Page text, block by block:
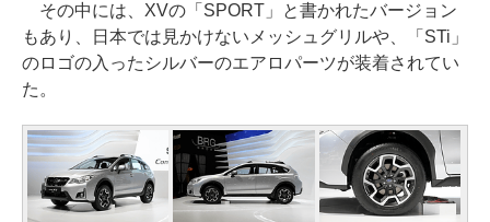
その中には、XVの「SPORT」と書かれたバージョン
もあり、日本では見かけないメッシュグリルや、「STi」
のロゴの入ったシルバーのエアロパーツが装着されてい
た。